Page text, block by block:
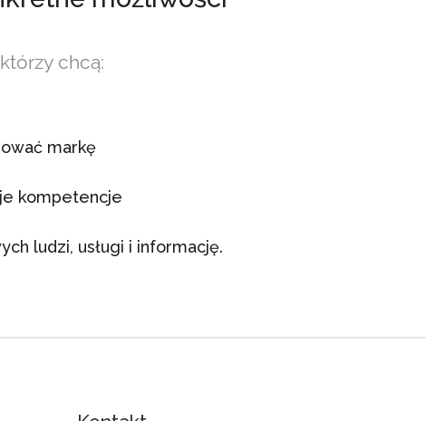
chcą:
markę
kompetencje
ludzi, usługi i informację.